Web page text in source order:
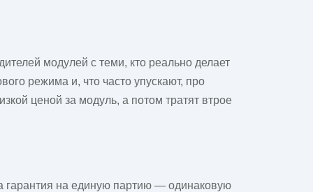
модулей с теми, кто реально делает
режима и, что часто упускают, про
ценой за модуль, а потом тратят втрое
гарантия на единую партию — одинаковую